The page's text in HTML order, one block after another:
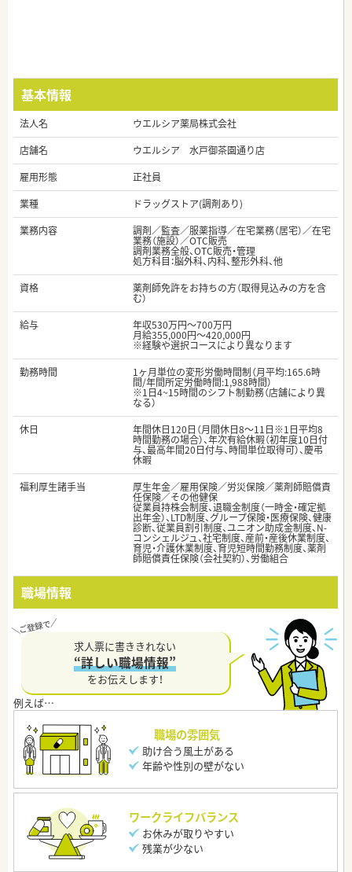
基本情報
法人名
ウエルシア薬局株式会社
店舗名
ウエルシア 水戸御茶園通り店
雇用形態
正社員
業種
ドラッグストア(調剤あり)
業務内容
調剤／監査／服薬指導／在宅業務（居宅）／在宅
業務（施設）／OTC販売
調剤業務全般、OTC販売・管理
処方科目：脳外科、内科、整形外科、他
資格
薬剤師免許をお持ちの方（取得見込みの方を含
む）
給与
年収530万円～700万円
月給355,000円～420,000円
※経験や選択コースにより異なります
勤務時間
1ヶ月単位の変形労働時間制（月平均:165.6時
間/年間所定労働時間:1,988時間）
※1日4~15時間のシフト制勤務（店舗により異
なる）
休日
年間休日120日（月間休日8～11日※1日平均8
時間勤務の場合）、年次有給休暇（初年度10日付
与、最高年間20日付与、時間単位取得可）、慶弔
休暇
福利厚生諸手当
厚生年金／雇用保険／労災保険／薬剤師賠償責
任保険／その他健保
従業員持株会制度、退職金制度（一時金・確定拠
出年金）、LTD制度、グループ保険・医療保険、健康
診断、従業員割引制度、ユニオン助成金制度、N-
コンシェルジュ、社宅制度、産前・産後休業制度、
育児・介護休業制度、育児短時間勤務制度、薬剤
師賠償責任保険（会社契約）、労働組合
職場情報
求人票に書ききれない
“詳しい職場情報”
をお伝えします！
職場の雰囲気
助け合う風土がある
年齢や性別の壁がない
ワークライフバランス
お休みが取りやすい
残業が少ない